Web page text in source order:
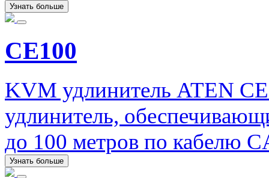
Узнать больше
CE100
KVM удлинитель ATEN
удлинитель,
до 100 метров по кабелю
Узнать больше